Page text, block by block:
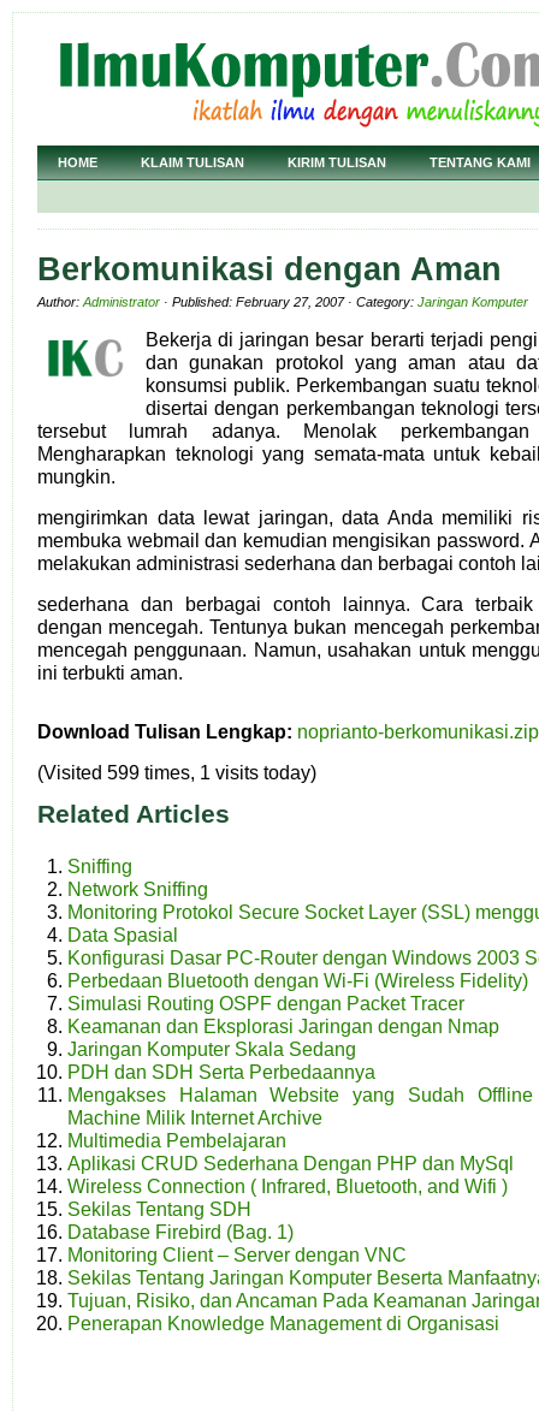
HOME KLAIM TULISAN KIRIM TULISAN TENTANG KAMI
Berkomunikasi dengan Aman
Author: Administrator · Published: February 27, 2007 · Category: Jaringan Komputer
Bekerja di jaringan besar berarti terjadi
dan gunakan protokol yang aman atau
konsumsi publik. Perkembangan suatu
disertai dengan perkembangan teknologi
tersebut lumrah adanya. Menolak
Mengharapkan teknologi yang semata-mata untuk
mungkin.
mengirimkan data lewat jaringan, data Anda memiliki
membuka webmail dan kemudian mengisikan password.
melakukan administrasi sederhana dan berbagai contoh
sederhana dan berbagai contoh lainnya. Cara
dengan mencegah. Tentunya bukan mencegah
mencegah penggunaan. Namun, usahakan untuk
ini terbukti aman.
Download Tulisan Lengkap: noprianto-berkomunikasi.zip
(Visited 599 times, 1 visits today)
Related Articles
Sniffing
Network Sniffing
Monitoring Protokol Secure Socket Layer (SSL)
Data Spasial
Konfigurasi Dasar PC-Router dengan Windows 2003
Perbedaan Bluetooth dengan Wi-Fi (Wireless Fidelity)
Simulasi Routing OSPF dengan Packet Tracer
Keamanan dan Eksplorasi Jaringan dengan Nmap
Jaringan Komputer Skala Sedang
PDH dan SDH Serta Perbedaannya
Mengakses Halaman Website yang Sudah Offline
Machine Milik Internet Archive
Multimedia Pembelajaran
Aplikasi CRUD Sederhana Dengan PHP dan MySql
Wireless Connection ( Infrared, Bluetooth, and Wifi )
Sekilas Tentang SDH
Database Firebird (Bag. 1)
Monitoring Client – Server dengan VNC
Sekilas Tentang Jaringan Komputer Beserta
Tujuan, Risiko, dan Ancaman Pada Keamanan
Penerapan Knowledge Management di Organisasi